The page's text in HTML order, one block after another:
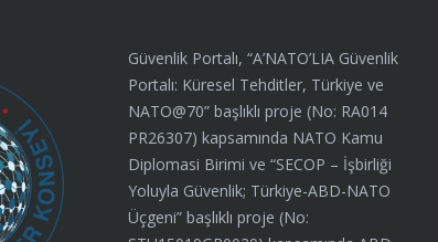
Güvenlik Portalı, “A’NATO’LIA Güvenlik
Portalı: Küresel Tehditler, Türkiye ve
NATO@70” başlıklı proje (No: RA014
PR26307) kapsamında NATO Kamu
Diplomasi Birimi ve “SECOP – İşbirliği
Yoluyla Güvenlik; Türkiye-ABD-NATO
Üçgeni” başlıklı proje (No: